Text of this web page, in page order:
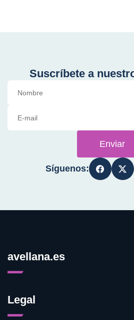
Suscríbete a
Enviar
Síguenos:
avellana.es
Legal